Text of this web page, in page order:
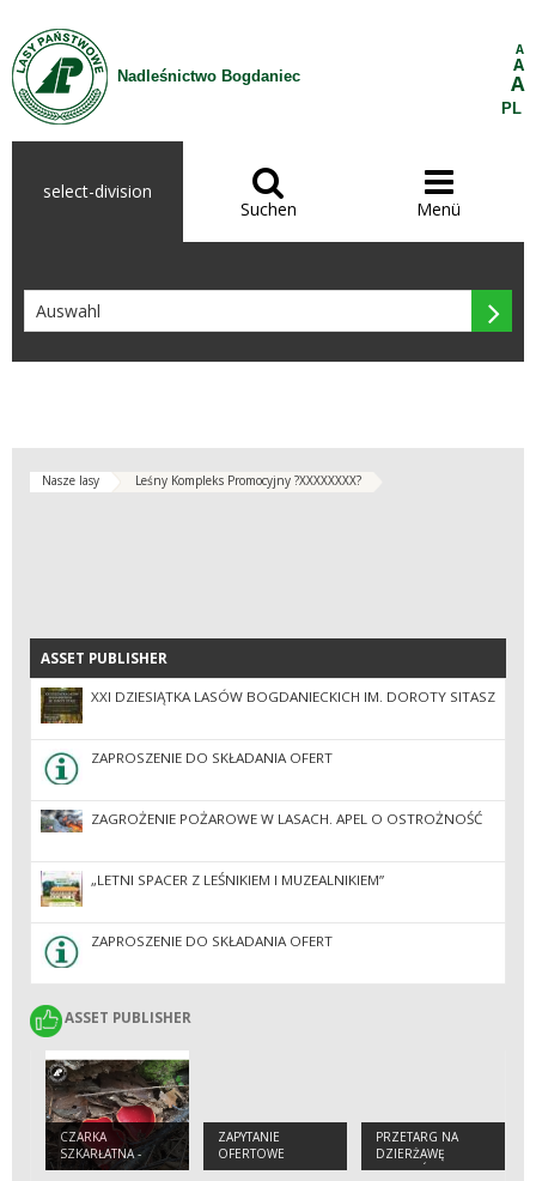
Zum Inhalt wechseln
Nadleśnictwo Bogdaniec
A
A
A
PL
select-division 
Suchen

Menü

Nasze lasy Leśny Kompleks Promocyjny ?XXXXXXXX?
ASSET PUBLISHER
ASSET PUBLISHER
XXI DZIESIĄTKA LASÓW BOGDANIECKICH IM. DOROTY SITASZ
ZAPROSZENIE DO SKŁADANIA OFERT
ZAGROŻENIE POŻAROWE W LASACH. APEL O OSTROŻNOŚĆ
„LETNI SPACER Z LEŚNIKIEM I MUZEALNIKIEM”
ZAPROSZENIE DO SKŁADANIA OFERT
ASSET PUBLISHER
ASSET PUBLISHER
CZARKA
SZKARŁATNA -
WIOSENNY GRZYB
ZAPYTANIE
OFERTOWE
ZGODNIE Z ZASADĄ
PRZETARG NA
DZIERŻAWĘ
GRUNTÓW Z